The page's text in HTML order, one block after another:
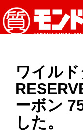
ワイル
ーボン
した。